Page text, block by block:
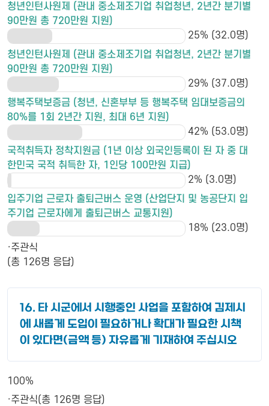
청년인턴사원제 (관내 중소제조기업 취업청년, 2년간 분기별
90만원 총 720만원 지원)
25% (32.0명)
청년인턴사원제 (관내 중소제조기업 취업청년, 2년간 분기별
90만원 총 720만원 지원)
29% (37.0명)
행복주택보증금 (청년, 신혼부부 등 행복주택 임대보증금의
80%를 1회 2년간 지원, 최대 6년 지원)
42% (53.0명)
국적취득자 정착지원금 (1년 이상 외국인등록이 된 자 중 대
한민국 국적 취득한 자, 1인당 100만원 지급)
2% (3.0명)
입주기업 근로자 출퇴근버스 운영 (산업단지 및 농공단지 입
주기업 근로자에게 출퇴근버스 교통지원)
18% (23.0명)
·주관식
(총 126명 응답)
16. 타 시군에서 시행중인 사업을 포함하여 김제시
에 새롭게 도입이 필요하거나 확대가 필요한 시책
이 있다면(금액 등) 자유롭게 기재하여 주십시오
100%
·주관식(총 126명 응답)